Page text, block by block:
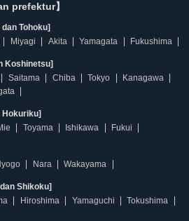
prefektur】
Tohoku]
Miyagi Akita Yamagata Fukushima
Koshinetsu]
Saitama Chiba Tokyo
Kanagawa
Hokuriku]
Toyama Ishikawa Fukui
Nara Wakayama
Shikoku]
Hiroshima Yamaguchi
Tokushima